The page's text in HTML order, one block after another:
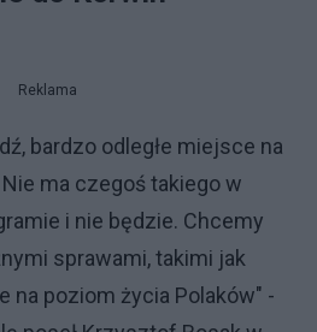
Reklama
bardzo odległe miejsce na
ma czegoś takiego w
i nie będzie. Chcemy
sprawami, takimi jak
na poziom życia Polaków" -